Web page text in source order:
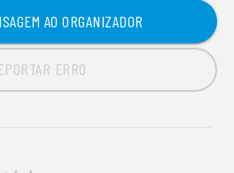
AO ORGANIZADOR
ERRO